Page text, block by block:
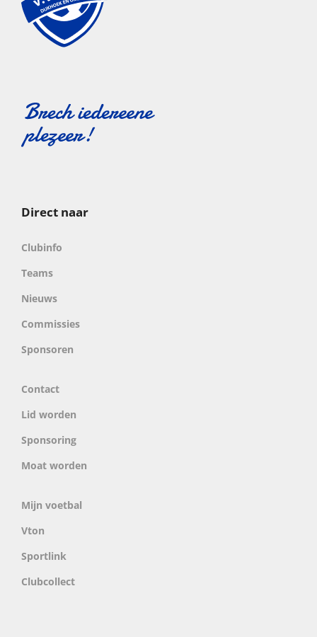
Direct naar
Clubinfo
Teams
Nieuws
Commissies
Sponsoren
Contact
Lid worden
Sponsoring
Moat worden
Mijn voetbal
Vton
Sportlink
Clubcollect